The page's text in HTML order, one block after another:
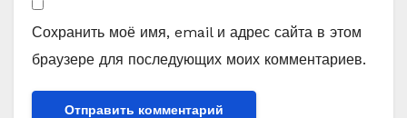
Сохранить моё имя, email и адрес сайта в этом
браузере для последующих моих комментариев.